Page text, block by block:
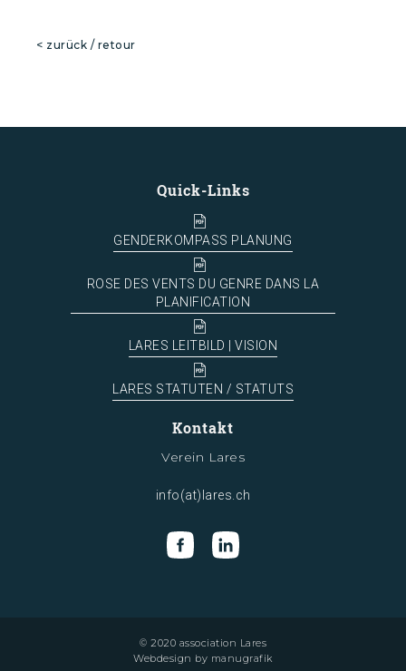
< zurück / retour
Quick-Links
GENDERKOMPASS PLANUNG
ROSE DES VENTS DU GENRE DANS LA
PLANIFICATION
LARES LEITBILD | VISION
LARES STATUTEN / STATUTS
Kontakt
Verein Lares
info(at)lares.ch
© 2020 association Lares
Webdesign by manugrafik